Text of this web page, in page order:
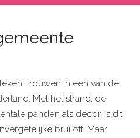
trouwen in een van de
Met het strand, de
panden als decor, is dit
bruiloft. Maar